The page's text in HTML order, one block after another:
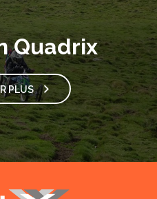
Quadrix
PLUS